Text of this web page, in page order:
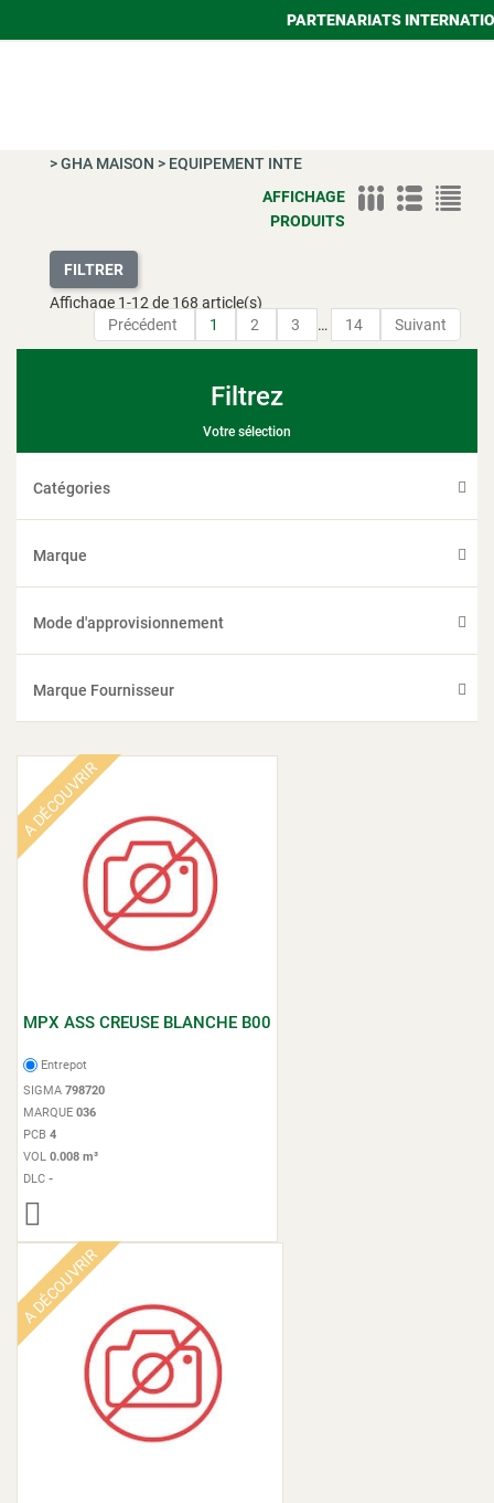
PARTENARIATS
>GHA MAISON > EQUIPEMENT INTE
AFFICHAGE
PRODUITS
FILTRER
Affichage 1-12 de 168 article(s)
Précédent
1 2 3 … 14 Suivant
Filtrez
Votre sélection
Catégories
Marque
Mode d'approvisionnement
Marque Fournisseur
A DÉCOUVRIR
MPX ASS CREUSE BLANCHE B00
Entrepot
SIGMA 798720
MARQUE 036
PCB 4
VOL 0.008 m³
DLC -
A DÉCOUVRIR